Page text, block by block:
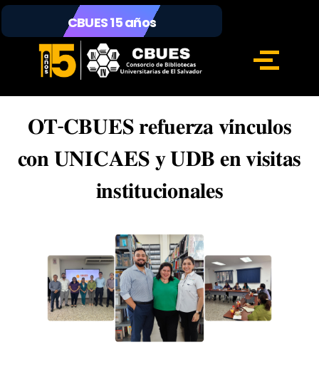
CBUES 15 años
𝐎𝐓-𝐂𝐁𝐔𝐄𝐒 𝐫𝐞𝐟𝐮𝐞𝐫𝐳𝐚 𝐯𝐢́𝐧𝐜𝐮𝐥𝐨𝐬
𝐜𝐨𝐧 𝐔𝐍𝐈𝐂𝐀𝐄𝐒 𝐲 𝐔𝐃𝐁 𝐞𝐧 𝐯𝐢𝐬𝐢𝐭𝐚𝐬
𝐢𝐧𝐬𝐭𝐢𝐭𝐮𝐜𝐢𝐨𝐧𝐚𝐥𝐞𝐬